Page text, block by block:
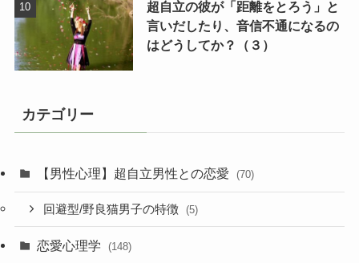
超自立の彼が「距離をとろう」と
言いだしたり、音信不通になるの
はどうしてか？（３）
カテゴリー
【男性心理】超自立男性との恋愛 (70)
回避型/野良猫男子の特徴 (5)
恋愛心理学 (148)